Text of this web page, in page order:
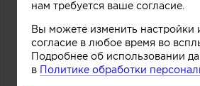
нам требуется ваше согласие.
Вы можете изменить настройки
согласие в любое время во
Подробнее об использовании
в Политике обработки